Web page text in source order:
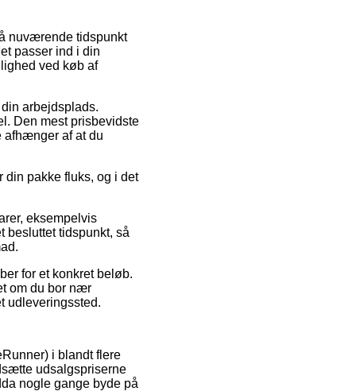
nuværende tidspunkt
passer ind i din
ved køb af
arbejdsplads.
Den mest prisbevidste
afhænger af at du
din pakke fluks, og i det
eksempelvis
besluttet tidspunkt, så
for et konkret beløb.
om du bor nær
udleveringssted.
i blandt flere
udsalgspriserne
nogle gange byde på